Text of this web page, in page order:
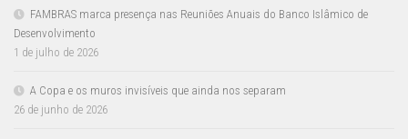
FAMBRAS marca presença nas Reuniões Anuais do Banco Islâmico de
Desenvolvimento
1 de julho de 2026
A Copa e os muros invisíveis que ainda nos separam
26 de junho de 2026